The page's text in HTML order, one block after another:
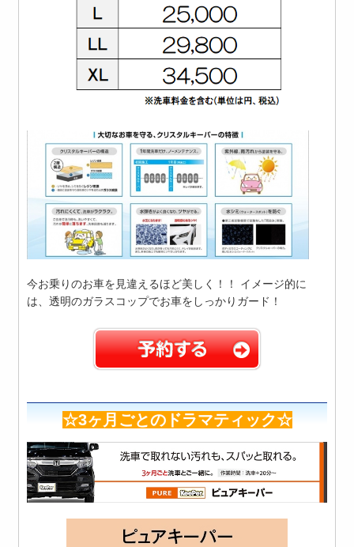
今お乗りのお車を見違えるほど美しく！！ イメージ的に
は、透明のガラスコップでお車をしっかりガード！
☆3ヶ月ごとのドラマティック☆